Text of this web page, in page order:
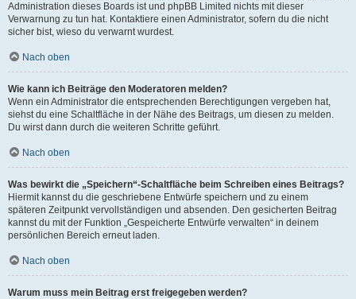
Administration dieses Boards ist und phpBB Limited nichts mit dieser
Verwarnung zu tun hat. Kontaktiere einen Administrator, sofern du die nicht
sicher bist, wieso du verwarnt wurdest.
Nach oben
Wie kann ich Beiträge den Moderatoren melden?
Wenn ein Administrator die entsprechenden Berechtigungen vergeben hat,
siehst du eine Schaltfläche in der Nähe des Beitrags, um diesen zu melden.
Du wirst dann durch die weiteren Schritte geführt.
Nach oben
Was bewirkt die „Speichern“-Schaltfläche beim Schreiben eines Beitrags?
Hiermit kannst du die geschriebene Entwürfe speichern und zu einem
späteren Zeitpunkt vervollständigen und absenden. Den gesicherten Beitrag
kannst du mit der Funktion „Gespeicherte Entwürfe verwalten“ in deinem
persönlichen Bereich erneut laden.
Nach oben
Warum muss mein Beitrag erst freigegeben werden?